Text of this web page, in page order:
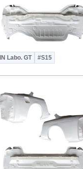
Labo. GT #S15